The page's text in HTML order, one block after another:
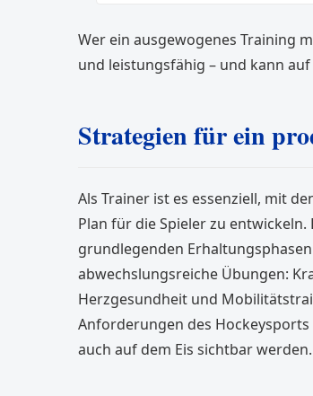
Wer ein ausgewogenes Training
und leistungsfähig – und kann
Strategien für ein
Als Trainer ist es essenziell, mit
Plan für die Spieler zu
grundlegenden
abwechslungsreiche Übungen:
Herzgesundheit und
Anforderungen des
auch auf dem Eis sichtbar werden.